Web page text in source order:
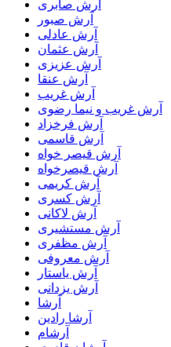
آرش صابری
آرش صبور
آرش عادلی
آرش عثمان
آرش عزیزی
آرش عنقا
آرش غریب
آرش غریب و نیما رضوی
آرش فرخزاد
آرش قاسمی
آرش قیصر خواه
آرش قیصرخواه
آرش کریمی
آرش کسری
آرش لاکانی
آرش مستشیری
آرش مظفری
آرش معروفی
آرش یاستار
آرش یزدانی
آرشا
آرشا رادین
آرشام